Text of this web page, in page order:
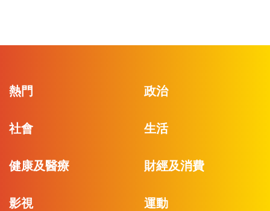
熱門 政治
社會 生活
健康及醫療 財經及消費
影視 運動